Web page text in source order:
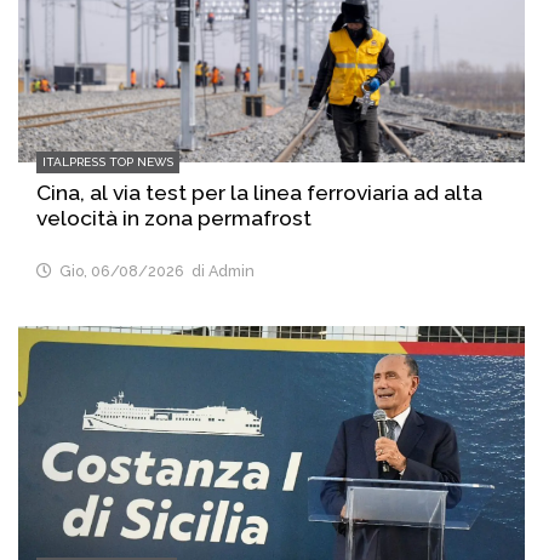
ITALPRESS TOP NEWS
Cina, al via test per la linea ferroviaria ad alta
velocità in zona permafrost
Gio, 06/08/2026 di Admin